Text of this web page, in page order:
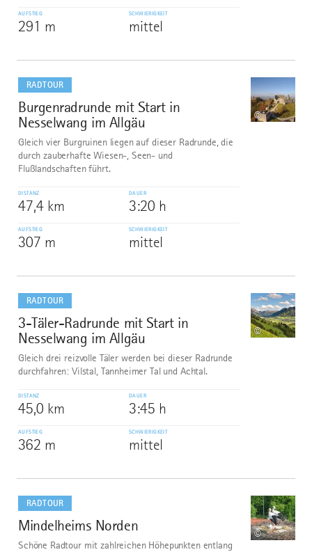
AUFSTIEG
291 m
SCHWIERIGKEIT
mittel
RADTOUR
7
Burgenradrunde mit Start in
Nesselwang im Allgäu
©
Gleich vier Burgruinen liegen auf dieser Radrunde, die
durch zauberhafte Wiesen-, Seen- und
Flußlandschaften führt.
DISTANZ
47,4 km
DAUER
3:20 h
AUFSTIEG
307 m
SCHWIERIGKEIT
mittel
dazu
RADTOUR
8
3-Täler-Radrunde mit Start in
Nesselwang im Allgäu
©
Gleich drei reizvolle Täler werden bei dieser Radrunde
durchfahren: Vilstal, Tannheimer Tal und Achtal.
DISTANZ
45,0 km
DAUER
3:45 h
AUFSTIEG
362 m
SCHWIERIGKEIT
mittel
dazu
RADTOUR
9
Mindelheims Norden
©
Schöne Radtour mit zahlreichen Höhepunkten entlang
dazu